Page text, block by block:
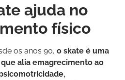
ajuda no
físico
os anos 90, o skate é uma
alia emagrecimento ao